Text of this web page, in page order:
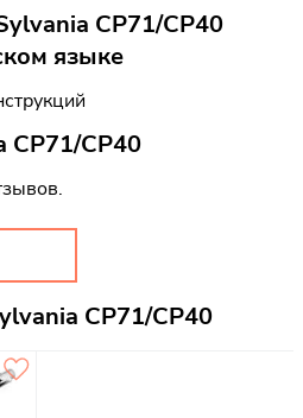
CP71/CP40
языке
CP71/CP40
CP71/CP40